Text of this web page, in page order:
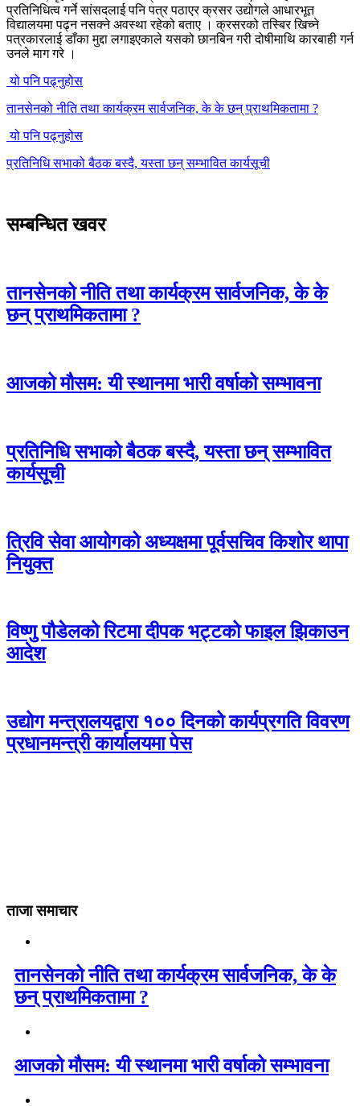
प्रतिनिधित्व गर्ने सांसदलाई पनि पत्र पठाएर क्रसर उद्योगले आधारभूत
विद्यालयमा पढ्न नसक्ने अवस्था रहेको बताए । क्रसरको तस्बिर खिच्ने
पत्रकारलाई डाँका मुद्दा लगाइएकाले यसको छानबिन गरी दोषीमाथि कारबाही गर्न
उनले माग गरे ।
यो पनि पढ्नुहोस
तानसेनको नीति तथा कार्यक्रम सार्वजनिक, के के छन् प्राथमिकतामा ?
यो पनि पढ्नुहोस
प्रतिनिधि सभाको बैठक बस्दै, यस्ता छन् सम्भावित कार्यसूची
सम्बन्धित खवर
तानसेनको नीति तथा कार्यक्रम सार्वजनिक, के के
छन् प्राथमिकतामा ?
आजको मौसम: यी स्थानमा भारी वर्षाको सम्भावना
प्रतिनिधि सभाको बैठक बस्दै, यस्ता छन् सम्भावित
कार्यसूची
त्रिवि सेवा आयोगको अध्यक्षमा पूर्वसचिव किशोर थापा
नियुक्त
विष्णु पौडेलको रिटमा दीपक भट्टको फाइल झिकाउन
आदेश
उद्योग मन्त्रालयद्वारा १०० दिनको कार्यप्रगति विवरण
प्रधानमन्त्री कार्यालयमा पेस
ताजा समाचार
तानसेनको नीति तथा कार्यक्रम सार्वजनिक, के के
छन् प्राथमिकतामा ?
आजको मौसम: यी स्थानमा भारी वर्षाको सम्भावना